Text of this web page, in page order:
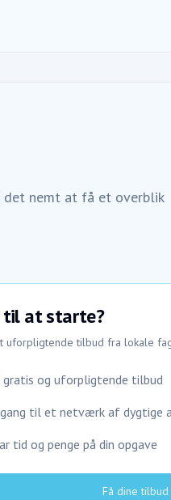
nemt at få et overblik
til at starte?
uforpligtende tilbud fra lokale
gratis og uforpligtende tilbud
til et netværk af dygtige
tid og penge på din opgave
Få dine tilbud